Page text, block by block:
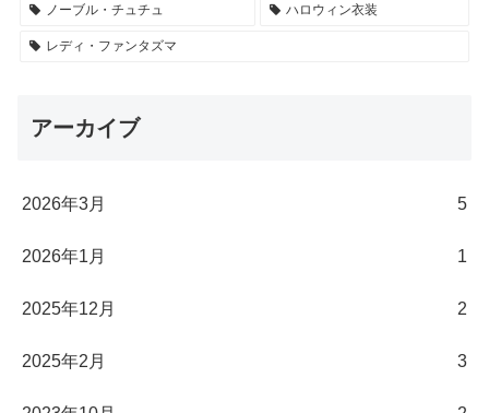
ノーブル・チュチュ ハロウィン衣装
レディ・ファンタズマ
アーカイブ
2026年3月 5
2026年1月 1
2025年12月 2
2025年2月 3